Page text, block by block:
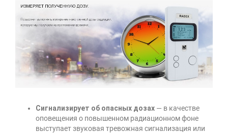
Сигнализирует об опасных дозах — в качестве
оповещения о повышенном радиационном фоне
выступает звуковая тревожная сигнализация или